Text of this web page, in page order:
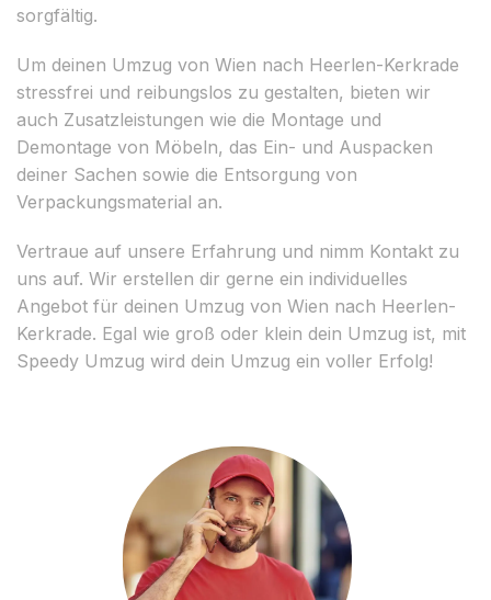
sorgfältig.
Um deinen Umzug von Wien nach Heerlen-Kerkrade
stressfrei und reibungslos zu gestalten, bieten wir
auch Zusatzleistungen wie die Montage und
Demontage von Möbeln, das Ein- und Auspacken
deiner Sachen sowie die Entsorgung von
Verpackungsmaterial an.
Vertraue auf unsere Erfahrung und nimm Kontakt zu
uns auf. Wir erstellen dir gerne ein individuelles
Angebot für deinen Umzug von Wien nach Heerlen-
Kerkrade. Egal wie groß oder klein dein Umzug ist, mit
Speedy Umzug wird dein Umzug ein voller Erfolg!